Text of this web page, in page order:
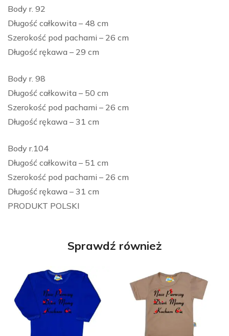
Body r. 92
Długość całkowita – 48 cm
Szerokość pod pachami – 26 cm
Długość rękawa – 29 cm
Body r. 98
Długość całkowita – 50 cm
Szerokość pod pachami – 26 cm
Długość rękawa – 31 cm
Body r.104
Długość całkowita – 51 cm
Szerokość pod pachami – 26 cm
Długość rękawa – 31 cm
PRODUKT POLSKI
Sprawdź również